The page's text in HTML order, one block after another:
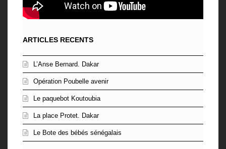
ARTICLES RECENTS
L’Anse Bernard. Dakar
Opération Poubelle avenir
Le paquebot Koutoubia
La place Protet. Dakar
Le Bote des bébés sénégalais